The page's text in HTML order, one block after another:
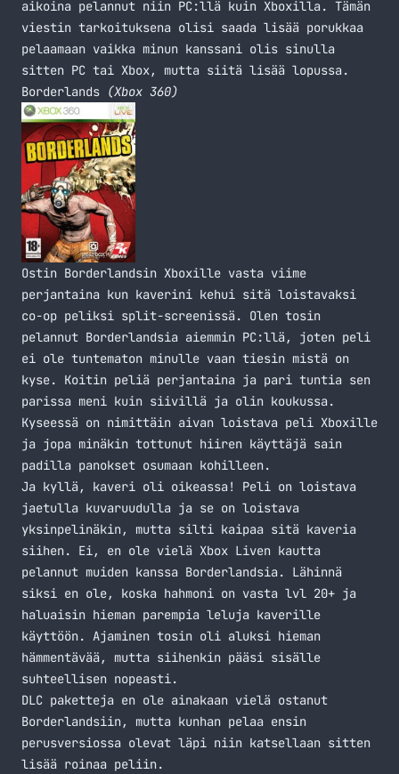
aikoina pelannut niin PC:llä kuin Xboxilla. Tämän
viestin tarkoituksena olisi saada lisää porukkaa
pelaamaan vaikka minun kanssani olis sinulla
sitten PC tai Xbox, mutta siitä lisää lopussa.
Borderlands (Xbox 360)
Ostin Borderlandsin Xboxille vasta viime
perjantaina kun kaverini kehui sitä loistavaksi
co-op peliksi split-screenissä. Olen tosin
pelannut Borderlandsia aiemmin PC:llä, joten peli
ei ole tuntematon minulle vaan tiesin mistä on
kyse. Koitin peliä perjantaina ja pari tuntia sen
parissa meni kuin siivillä ja olin koukussa.
Kyseessä on nimittäin aivan loistava peli Xboxille
ja jopa minäkin tottunut hiiren käyttäjä sain
padilla panokset osumaan kohilleen.
Ja kyllä, kaveri oli oikeassa! Peli on loistava
jaetulla kuvaruudulla ja se on loistava
yksinpelinäkin, mutta silti kaipaa sitä kaveria
siihen. Ei, en ole vielä Xbox Liven kautta
pelannut muiden kanssa Borderlandsia. Lähinnä
siksi en ole, koska hahmoni on vasta lvl 20+ ja
haluaisin hieman parempia leluja kaverille
käyttöön. Ajaminen tosin oli aluksi hieman
hämmentävää, mutta siihenkin pääsi sisälle
suhteellisen nopeasti.
DLC paketteja en ole ainakaan vielä ostanut
Borderlandsiin, mutta kunhan pelaa ensin
perusversiossa olevat läpi niin katsellaan sitten
lisää roinaa peliin.